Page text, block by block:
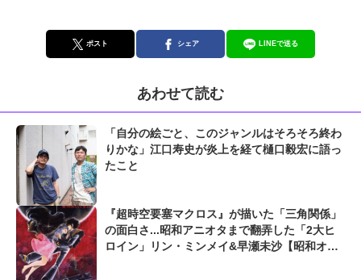
ポスト シェア LINEで送る
あわせて読む
「自分の絵ごと、このジャンルはそろそろ終わ
りかな」江口寿史が炎上を経て樋口毅宏に語っ
たこと
『超時空要塞マクロス』が描いた「三角関係」
の面白さ...昭和アニオタまで翻弄した「2大ヒ
ロイン」リン・ミンメイ&早瀬未沙【昭和オタ